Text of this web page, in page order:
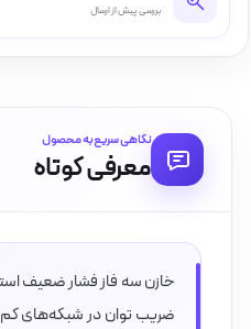
نگاهی سریع به محصول
معرفی کوتاه
ضریب توان در شبکه‌های
بررسی پیش از ارسال